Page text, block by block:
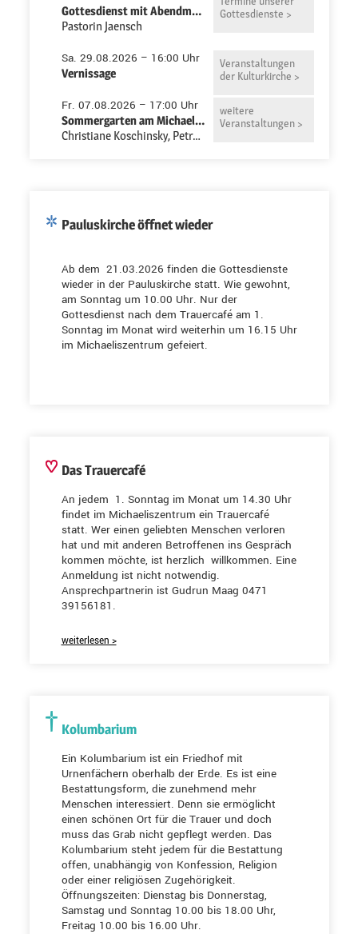
Gottesdienst mit Abendmahl in der Pauluskirche
Pastorin Jaensch
Gottesdienste >
Sa. 29.08.2026 – 16:00 Uhr
Vernissage
Veranstaltungen
der Kulturkirche >
Fr. 07.08.2026 – 17:00 Uhr
Sommergarten am Michaeliszentrum
Christiane Koschinsky, Petra Niemeyer-Ruth
weitere
Veranstaltungen >
Pauluskirche öffnet wieder
Ab dem 21.03.2026 finden die Gottesdienste
wieder in der Pauluskirche statt. Wie gewohnt,
am Sonntag um 10.00 Uhr. Nur der
Gottesdienst nach dem Trauercafé am 1.
Sonntag im Monat wird weiterhin um 16.15 Uhr
im Michaeliszentrum gefeiert.
Das Trauercafé
An jedem 1. Sonntag im Monat um 14.30 Uhr
findet im Michaeliszentrum ein Trauercafé
statt. Wer einen geliebten Menschen verloren
hat und mit anderen Betroffenen ins Gespräch
kommen möchte, ist herzlich willkommen. Eine
Anmeldung ist nicht notwendig.
Ansprechpartnerin ist Gudrun Maag 0471
39156181.
weiterlesen >
Kolumbarium
Ein Kolumbarium ist ein Friedhof mit
Urnenfächern oberhalb der Erde. Es ist eine
Bestattungsform, die zunehmend mehr
Menschen interessiert. Denn sie ermöglicht
einen schönen Ort für die Trauer und doch
muss das Grab nicht gepflegt werden. Das
Kolumbarium steht jedem für die Bestattung
offen, unabhängig von Konfession, Religion
oder einer religiösen Zugehörigkeit.
Öffnungszeiten: Dienstag bis Donnerstag,
Samstag und Sonntag 10.00 bis 18.00 Uhr,
Freitag 10.00 bis 16.00 Uhr.